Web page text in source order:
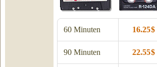
60 Minuten 16.25 $
90 Minuten 22.55 $